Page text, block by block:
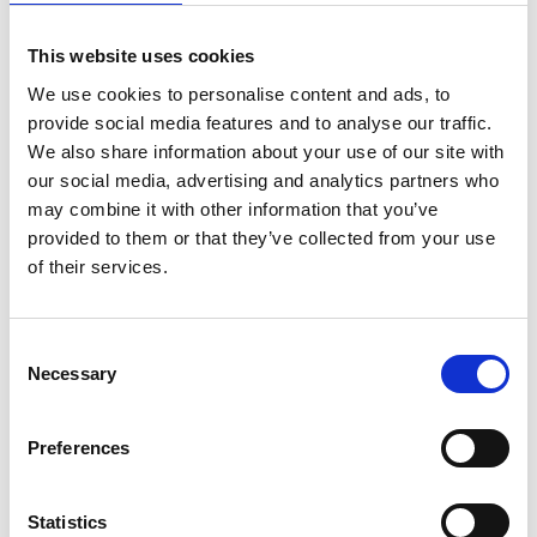
This website uses cookies
We use cookies to personalise content and ads, to
provide social media features and to analyse our traffic.
We also share information about your use of our site with
our social media, advertising and analytics partners who
may combine it with other information that you’ve
provided to them or that they’ve collected from your use
of their services.
Selection
Necessary
Preferences
Statistics
lidt tid før den bliver fast; den skal piskes i mindst 5
min. Når massen er klar, rører du lidt Dr. Oetker
Vanilla paste i massen.
Kom det i en sprøjtepose, hvis du selv vil sprøjte dem
op skal du bruge en tyl i sprøjteposen. I denne
opskrift har jeg dog brugt Odense Marcipan
flødebolle-skaller, så der sprøjter du skum i til der er
ca. 1 cm til kanten og presser så dit Jordbær-Rabarber
indlæg ned i skummet, så skummet kommer helt op
Så er dine flødeboller klar.
Hvis du selv vil sprøjte dem op, sætter du din
marcipanbund på bordet, sæt din Jordbær-Rabarber
indlæg på og sprøjt hyldeblomst-skummen på, som
du har lyst til.
Derefter skal du temperer din chokolade med noget